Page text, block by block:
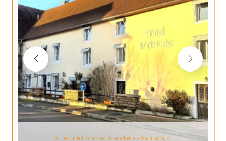
Pierrefontaine-les-Varans